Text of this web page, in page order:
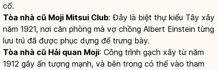
cổ.
Tòa nhà cũ Moji Mitsui Club: Đây là biệt thự kiểu Tây xây
năm 1921, nơi căn phòng mà vợ chồng Albert Einstein từng
lưu trú đã được phục dựng để trưng bày.
Tòa nhà cũ Hải quan Moji: Công trình gạch xây từ năm
1912 gây ấn tượng mạnh, và bên trong có thể vào tham